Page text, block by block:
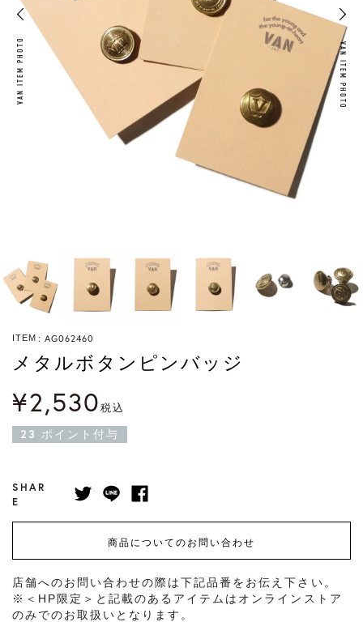
VAN ITEM PHOTO
VAN ITEM PHOTO
ITEM AG062460
メタルボタンピンバッジ
¥2,530税込
23 ポイント付与
SHAR
E
商品についてのお問い合わせ
店舗へのお問い合わせの際は下記品番をお伝え下さい。
※＜HP限定＞と記載のあるアイテムはオンラインストア
のみでのお取扱いとなります。